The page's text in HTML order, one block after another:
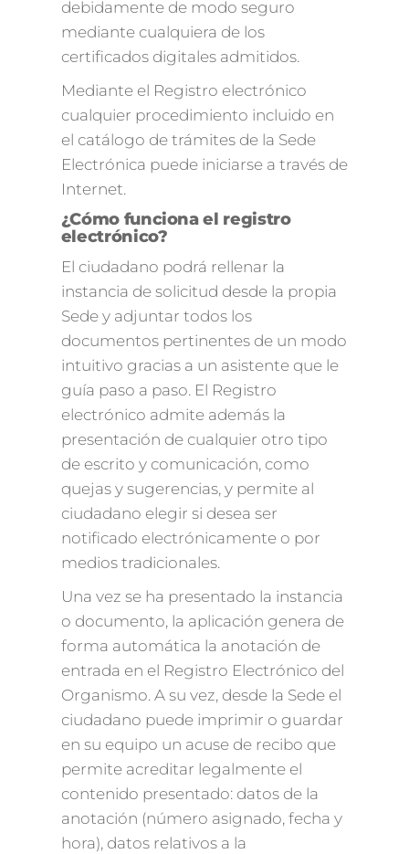
debidamente de modo seguro
mediante cualquiera de los
certificados digitales admitidos.
Mediante el Registro electrónico
cualquier procedimiento incluido en
el catálogo de trámites de la Sede
Electrónica puede iniciarse a través de
Internet.
¿Cómo funciona el registro
electrónico?
El ciudadano podrá rellenar la
instancia de solicitud desde la propia
Sede y adjuntar todos los
documentos pertinentes de un modo
intuitivo gracias a un asistente que le
guía paso a paso. El Registro
electrónico admite además la
presentación de cualquier otro tipo
de escrito y comunicación, como
quejas y sugerencias, y permite al
ciudadano elegir si desea ser
notificado electrónicamente o por
medios tradicionales.
Una vez se ha presentado la instancia
o documento, la aplicación genera de
forma automática la anotación de
entrada en el Registro Electrónico del
Organismo. A su vez, desde la Sede el
ciudadano puede imprimir o guardar
en su equipo un acuse de recibo que
permite acreditar legalmente el
contenido presentado: datos de la
anotación (número asignado, fecha y
hora), datos relativos a la